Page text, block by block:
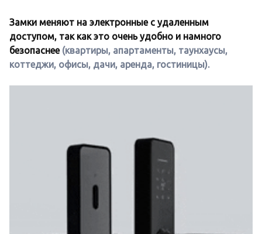
Замки меняют на электронные с удаленным
доступом, так как это очень удобно и намного
безопаснее (квартиры, апартаменты, таунхаусы,
коттеджи, офисы, дачи, аренда, гостиницы).